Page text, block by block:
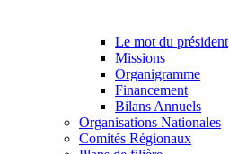
Le mot du président
Missions
Organigramme
Financement
Bilans Annuels
Organisations Nationales
Comités Régionaux